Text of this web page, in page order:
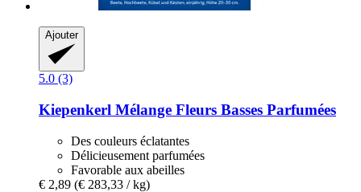
Ajouter
5.0 (3)
Kiepenkerl Mélange Fleurs Basses Parfumées
Des couleurs éclatantes
Délicieusement parfumées
Favorable aux abeilles
€ 2,89 (€ 283,33 / kg)